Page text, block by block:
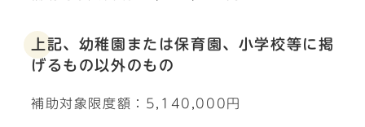
上記、幼稚園または保育園、小学校等に掲
げるもの以外のもの
補助対象限度額：5,140,000円